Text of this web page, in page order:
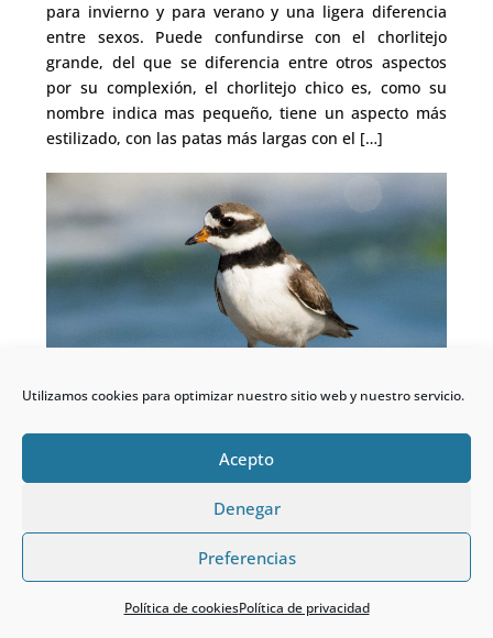
Utilizamos cookies para optimizar nuestro sitio web y nuestro servicio.
Acepto
Denegar
Preferencias
Política de cookiesPolítica de privacidad
para invierno y para verano y una ligera diferencia
entre sexos. Puede confundirse con el chorlitejo
grande, del que se diferencia entre otros aspectos
por su complexión, el chorlitejo chico es, como su
nombre indica mas pequeño, tiene un aspecto más
estilizado, con las patas más largas con el […]
Chorlitejo grande
Charadrius hiaticula
De aspecto rechoncho, se puede confundir con el
claramente por su franja blanca sobre las alas con las